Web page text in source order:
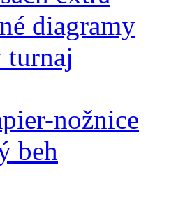
diagramy
turnaj
nožnice
beh